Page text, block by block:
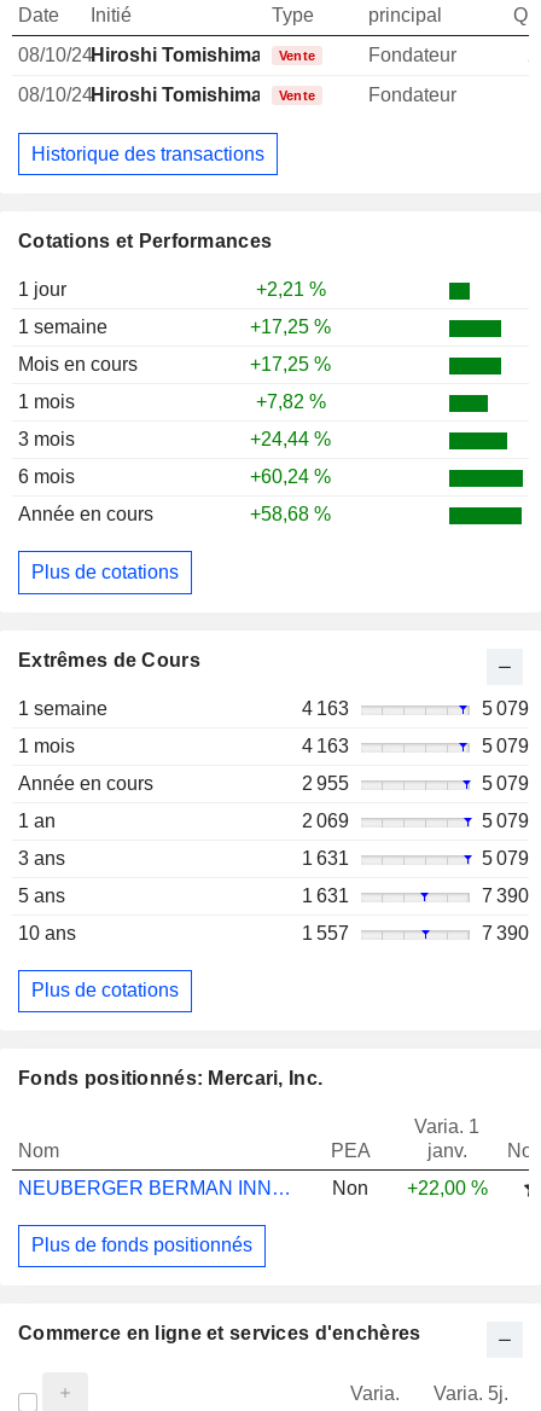
Cotations et Performances
1 jour
+2,21 %
1 semaine
+17,25 %
Mois en cours
+17,25 %
1 mois
+7,82 %
3 mois
+24,44 %
6 mois
+60,24 %
Année en cours
+58,68 %
Plus de cotations
Extrêmes de Cours
1 semaine 4 163
5 079
1 mois
4 163
5 079
Année en cours
2 955
5 079
1 an
2 069
5 079
3 ans
1 631
5 079
5 ans
1 631
7 390
10 ans
1 557 7 390
Plus de cotations
Date Initié Type principal
08/10/24Hiroshi Tomishima Vente Fondateur
08/10/24Hiroshi Tomishima Vente Fondateur
Historique des transactions
Fonds positionnés: Mercari, Inc.
Nom PEA
Varia. 1
janv.
NEUBERGER BERMAN INNOVASIA 5G EUR M ACC
Non +22,00 %
Plus de fonds positionnés
Commerce en ligne et services d'enchères
Varia. Varia. 5j.